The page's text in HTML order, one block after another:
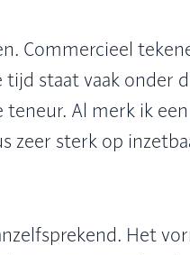
Commercieel
staat vaak onder
Al merk ik
zeer sterk op
Het